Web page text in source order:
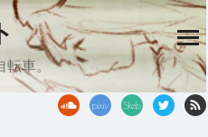
転車。